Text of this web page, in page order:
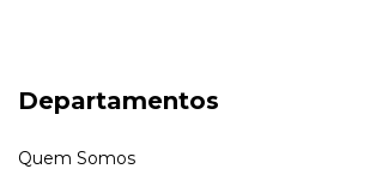
Departamentos
Quem Somos